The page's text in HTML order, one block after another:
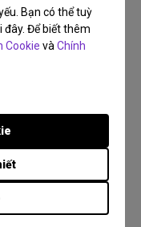
Bạn có thể tuỳ
đây. Để biết thêm
Cookie và Chính
tốt nhất?
Độ phân giải